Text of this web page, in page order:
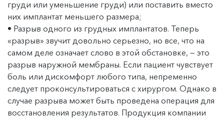
груди или уменьшение груди) или поставить вместо
них имплантат меньшего размера;
Разрыв одного из грудных имплантатов. Теперь
«разрыв» звучит довольно серьезно, но все, что на
самом деле означает слово в этой обстановке, — это
разрыв наружной мембраны. Если пациент чувствует
боль или дискомфорт любого типа, непременно
следует проконсультироваться с хирургом. Однако в
случае разрыва может быть проведена операция для
восстановления результатов. Продукция компании